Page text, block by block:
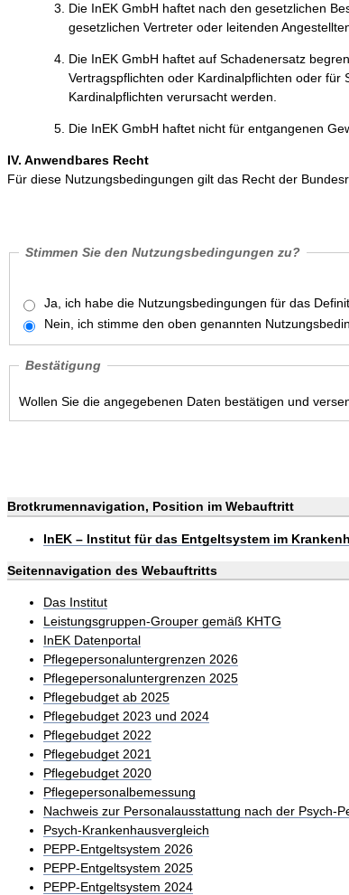
Die InEK GmbH haftet nach den gesetzlichen
gesetzlichen Vertreter oder leitenden
Die InEK GmbH haftet auf Schadenersatz
Vertragspflichten oder Kardinalpflichten oder
Kardinalpflichten verursacht werden.
Die InEK GmbH haftet nicht für entgangenen
IV. Anwendbares Recht
Für diese Nutzungsbedingungen gilt das Recht der
Stimmen Sie den Nutzungsbedingungen zu?
Ja, ich habe die Nutzungsbedingungen für das
Nein, ich stimme den oben genannten
Bestätigung
Wollen Sie die angegebenen Daten bestätigen und
Brotkrumennavigation, Position im Webauftritt
InEK – Institut für das Entgeltsystem im
Seitennavigation des Webauftritts
Das Institut
Leistungsgruppen-Grouper gemäß KHTG
InEK Datenportal
Pflegepersonaluntergrenzen 2026
Pflegepersonaluntergrenzen 2025
Pflegebudget ab 2025
Pflegebudget 2023 und 2024
Pflegebudget 2022
Pflegebudget 2021
Pflegebudget 2020
Pflegepersonalbemessung
Nachweis zur Personalausstattung nach der Psych-
Psych-Krankenhausvergleich
PEPP-Entgeltsystem 2026
PEPP-Entgeltsystem 2025
PEPP-Entgeltsystem 2024